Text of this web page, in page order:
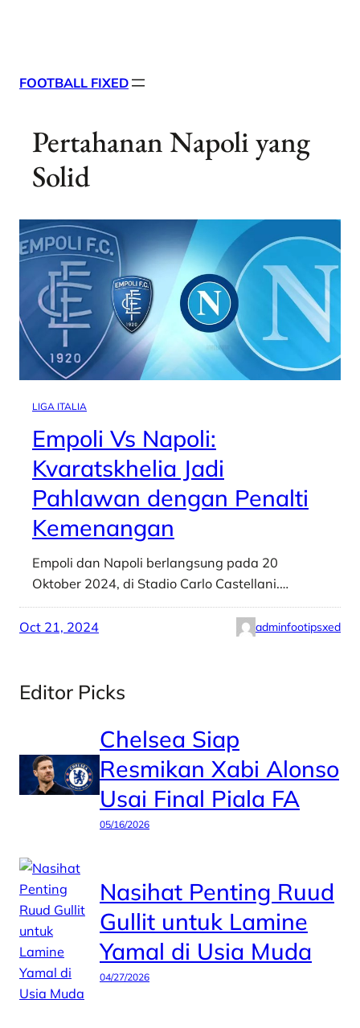
FOOTBALL FIXED
Pertahanan Napoli yang
Solid
LIGA ITALIA
Empoli Vs Napoli:
Kvaratskhelia Jadi
Pahlawan dengan Penalti
Kemenangan
Empoli dan Napoli berlangsung pada 20
Oktober 2024, di Stadio Carlo Castellani.…
Oct 21, 2024 adminfootipsxed
Editor Picks
Chelsea Siap
Resmikan Xabi Alonso
Usai Final Piala FA
05/16/2026
Nasihat Penting Ruud
Gullit untuk Lamine
Yamal di Usia Muda
04/27/2026